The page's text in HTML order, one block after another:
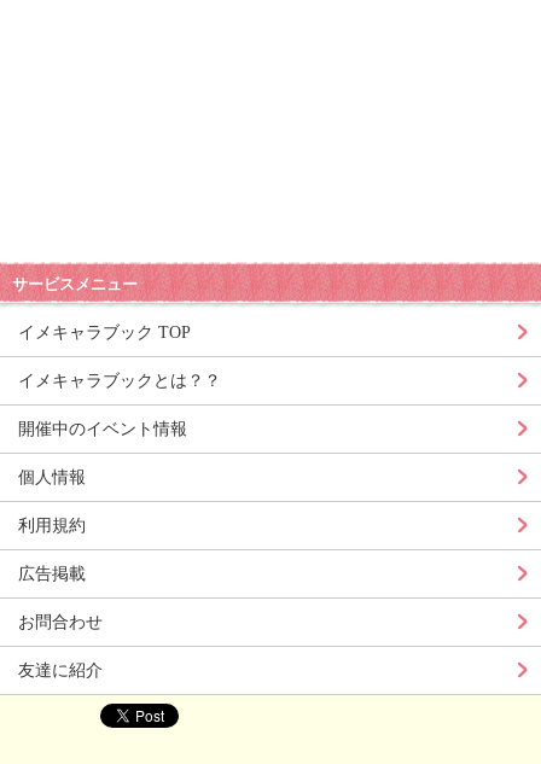
サービスメニュー
イメキャラブック TOP
イメキャラブックとは？？
開催中のイベント情報
個人情報
利用規約
広告掲載
お問合わせ
友達に紹介